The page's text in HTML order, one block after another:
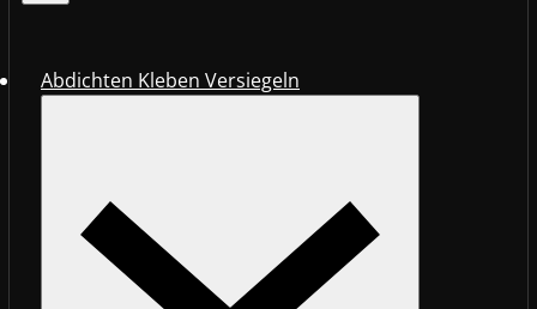
Abdichten Kleben Versiegeln